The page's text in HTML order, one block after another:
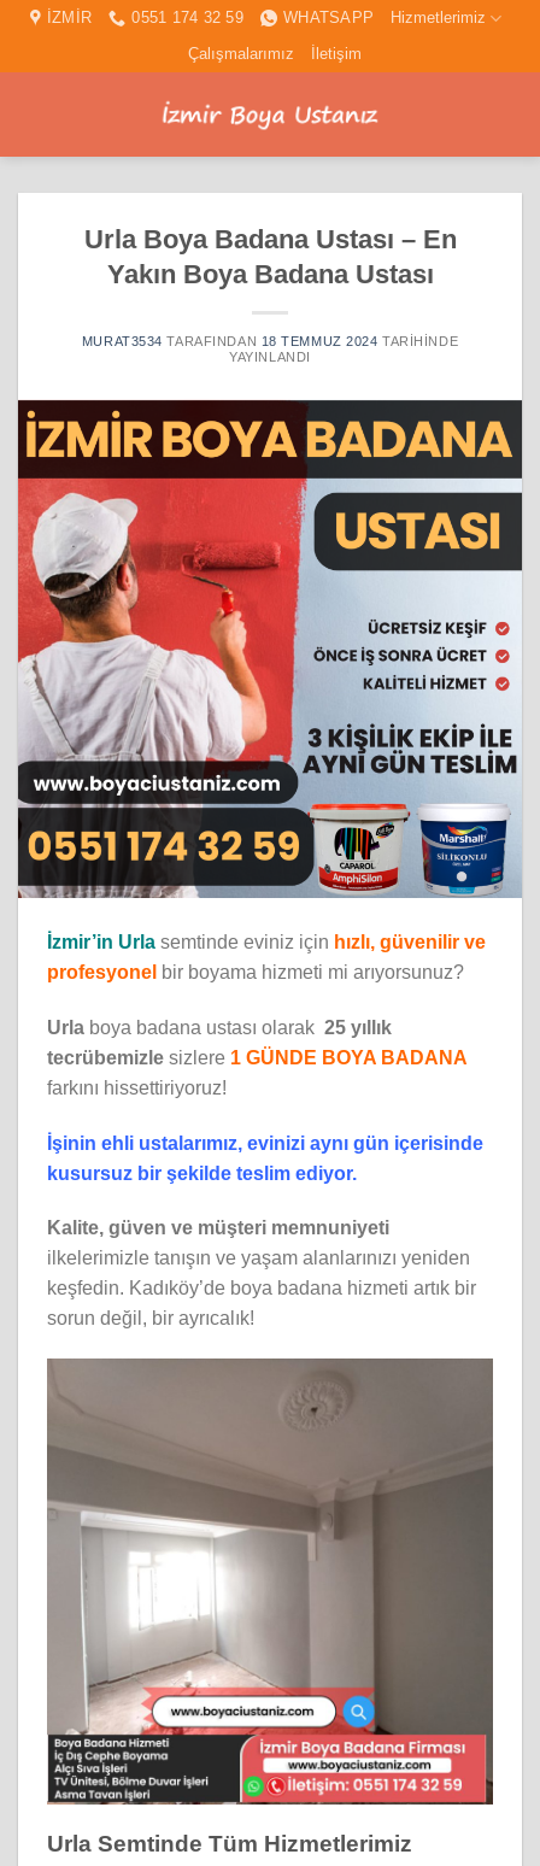
İçeriğeİZMİR 0551 174 32 59 WHATSAPP
Hizmetlerimiz
Çalışmalarımız
İletişim
Urla Boya Badana Ustası – En
Yakın Boya Badana Ustası
MURAT3534 TARAFINDAN 18 TEMMUZ 2024 TARIHINDE
YAYINLANDI
İzmir’in Urla semtinde eviniz için hızlı, güvenilir ve
profesyonel bir boyama hizmeti mi arıyorsunuz?
Urla boya badana ustası olarak 25 yıllık
tecrübemizle sizlere 1 GÜNDE BOYA BADANA
farkını hissettiriyoruz!
İşinin ehli ustalarımız, evinizi aynı gün içerisinde
kusursuz bir şekilde teslim ediyor.
Kalite, güven ve müşteri memnuniyeti
ilkelerimizle tanışın ve yaşam alanlarınızı yeniden
keşfedin. Kadıköy’de boya badana hizmeti artık bir
sorun değil, bir ayrıcalık!
Urla Semtinde Tüm Hizmetlerimiz